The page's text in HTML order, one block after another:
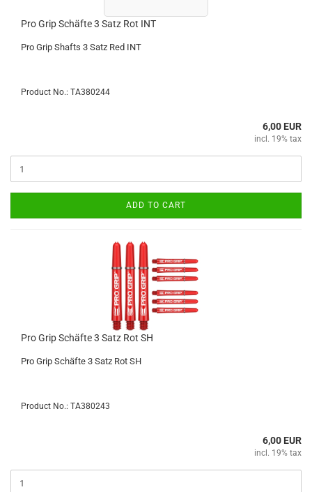
Pro Grip Schäfte 3 Satz Rot INT
Pro Grip Shafts 3 Satz Red INT
Product No.: TA380244
6,00 EUR
incl. 19% tax
ADD TO CART
Pro Grip Schäfte 3 Satz Rot SH
Pro Grip Schäfte 3 Satz Rot SH
Product No.: TA380243
6,00 EUR
incl. 19% tax